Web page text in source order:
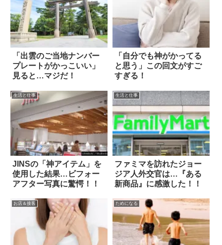
「出雲のご当地ナンバー
プレートがかっこいい」
見ると…マジだ！
「自分でも神がかってる
と思う」この回文がすご
すぎる！
生活と仕事
JINSの「神アイテム」を
使用した結果…ビフォー
アフター写真に驚愕！！
生活と仕事
ファミマを訪れたジョー
ジア人外交官は…『ある
新商品』に感激した！！
お店＆接客 ためになる